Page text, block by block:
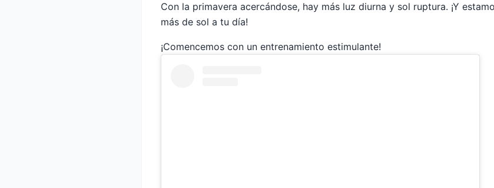
Con la primavera acercándose, hay más luz diurna y sol ruptura. ¡Y
más de sol a tu día!
¡Comencemos con un entrenamiento estimulante!